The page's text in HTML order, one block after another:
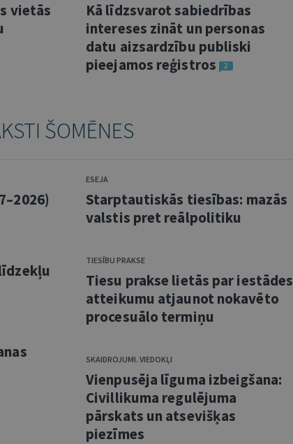
vietās
Kā līdzsvarot sabiedrības
intereses zināt un personas
datu aizsardzību publiski
pieejamos reģistros
2
ŠOMĒNES
ESEJA
Starptautiskās tiesības: mazās
valstis pret reālpolitiku
TIESĪBU PRAKSE
Tiesu prakse lietās par iestādes
atteikumu atjaunot nokavēto
procesuālo termiņu
SKAIDROJUMI. VIEDOKĻI
Vienpusēja līguma izbeigšana:
Civillikuma regulējuma
pārskats un atsevišķas
piezīmes